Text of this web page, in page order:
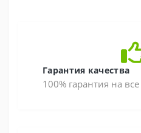
Гарантия качества
100% гарантия на